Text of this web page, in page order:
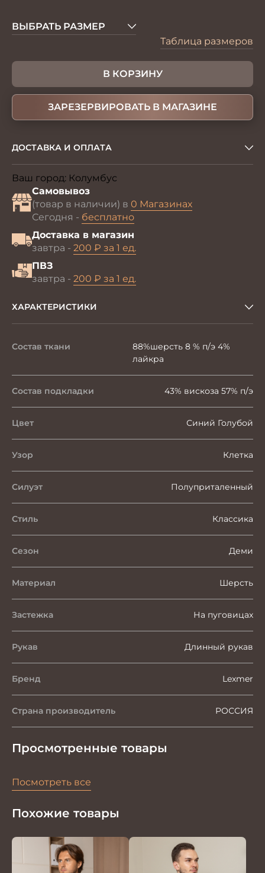
ВЫБРАТЬ РАЗМЕР
Таблица размеров
В КОРЗИНУ
ЗАРЕЗЕРВИРОВАТЬ В МАГАЗИНЕ
ДОСТАВКА И ОПЛАТА
Ваш город: Колумбус
Самовывоз
(товар в наличии) в 0 Магазинах
Сегодня - бесплатно
Доставка в магазин
завтра - 200 ₽ за 1 ед.
ПВЗ
завтра - 200 ₽ за 1 ед.
ХАРАКТЕРИСТИКИ
Состав ткани
88%шерсть 8 % п/э 4%
лайкра
Состав подкладки 43% вискоза 57% п/э
Цвет Синий Голубой
Узор Клетка
Силуэт Полуприталенный
Стиль Классика
Сезон Деми
Материал Шерсть
Застежка На пуговицах
Рукав Длинный рукав
Бренд Lexmer
Страна производитель РОССИЯ
Просмотренные товары
Посмотреть все
Похожие товары